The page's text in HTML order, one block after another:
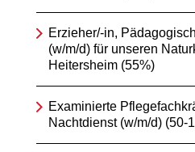
Erzieher/-in,
(w/m/d) für unseren
Heitersheim (55%)
Examinierte
Nachtdienst (w/m/d) (50-